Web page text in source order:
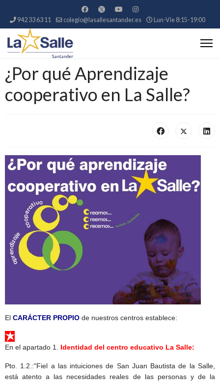
942 33 63 11 colegio@lasallesantander.es Lun-Vie 8:15-19:00
¿Por qué Aprendizaje
cooperativo en La Salle?
El CARÁCTER PROPIO de nuestros centros establece:
En el apartado 1. Identidad del centro educativo La Salle:
Pto. 1.2.:"Fiel a las intuiciones de San Juan Bautista de la Salle,
está atento a las necesidades reales de las personas y de la